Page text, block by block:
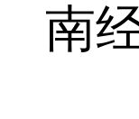
南